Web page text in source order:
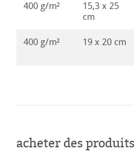
400 g/m²
15,3 x 25
cm
400 g/m² 19 x 20 cm
acheter des produits